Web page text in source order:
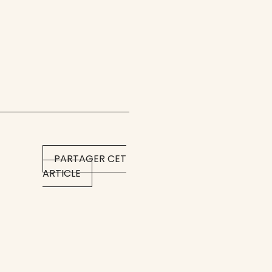
PARTAGER CET
ARTICLE